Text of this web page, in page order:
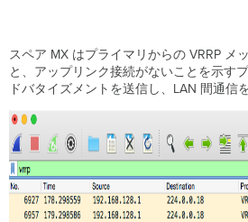
スペア MX はプライマリからの VRRP メ
と、アップリンク接続がないことを示す
ドバタイズメントを送信し、LAN 間通信